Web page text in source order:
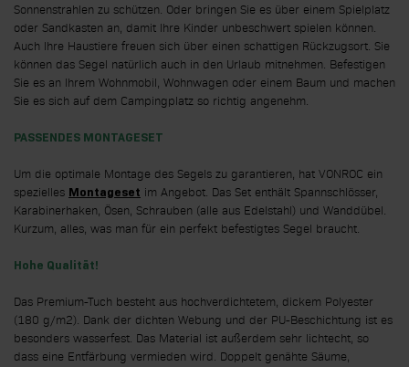
Sonnenstrahlen zu schützen. Oder bringen Sie es über einem Spielplatz
oder Sandkasten an, damit Ihre Kinder unbeschwert spielen können.
Auch Ihre Haustiere freuen sich über einen schattigen Rückzugsort. Sie
können das Segel natürlich auch in den Urlaub mitnehmen. Befestigen
Sie es an Ihrem Wohnmobil, Wohnwagen oder einem Baum und machen
Sie es sich auf dem Campingplatz so richtig angenehm.
PASSENDES MONTAGESET
Um die optimale Montage des Segels zu garantieren, hat VONROC ein
spezielles Montageset im Angebot. Das Set enthält Spannschlösser,
Karabinerhaken, Ösen, Schrauben (alle aus Edelstahl) und Wanddübel.
Kurzum, alles, was man für ein perfekt befestigtes Segel braucht.
Hohe Qualität!
Das Premium-Tuch besteht aus hochverdichtetem, dickem Polyester
(180 g/m2). Dank der dichten Webung und der PU-Beschichtung ist es
besonders wasserfest. Das Material ist außerdem sehr lichtecht, so
dass eine Entfärbung vermieden wird. Doppelt genähte Säume,